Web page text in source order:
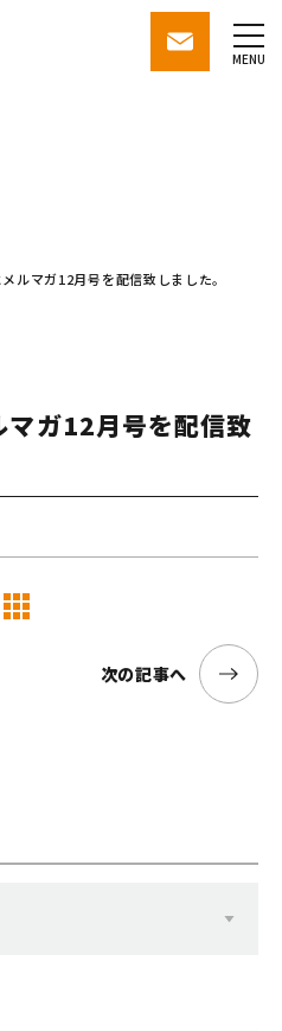
contactMENU
ルマガ12月号を配信致しました。
ガ12月号を配信致
次の記事へ